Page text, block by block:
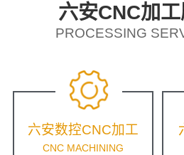
六安CNC加
PROCESSING
六安数控CNC加工
CNC MACHINING